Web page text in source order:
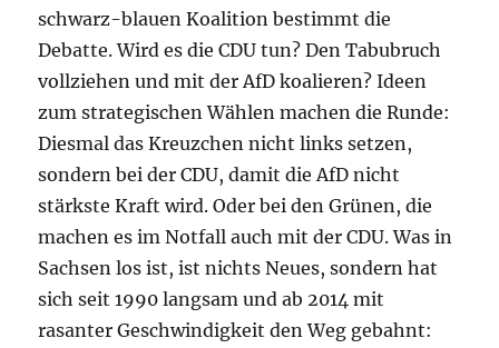
schwarz-blauen Koalition bestimmt die
Debatte. Wird es die CDU tun? Den Tabubruch
vollziehen und mit der AfD koalieren? Ideen
zum strategischen Wählen machen die Runde:
Diesmal das Kreuzchen nicht links setzen,
sondern bei der CDU, damit die AfD nicht
stärkste Kraft wird. Oder bei den Grünen, die
machen es im Notfall auch mit der CDU. Was in
Sachsen los ist, ist nichts Neues, sondern hat
sich seit 1990 langsam und ab 2014 mit
rasanter Geschwindigkeit den Weg gebahnt: